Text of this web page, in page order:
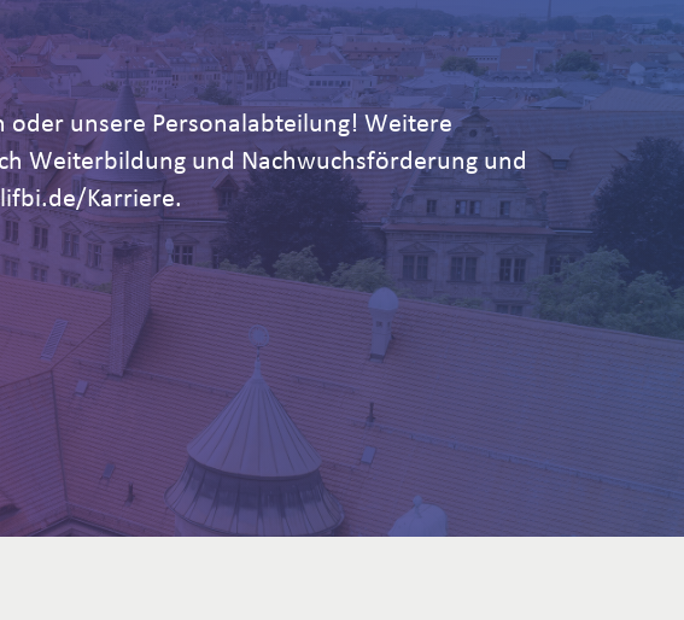
oder unsere Personalabteilung! Weitere
Weiterbildung und Nachwuchsförderung und
Karriere.